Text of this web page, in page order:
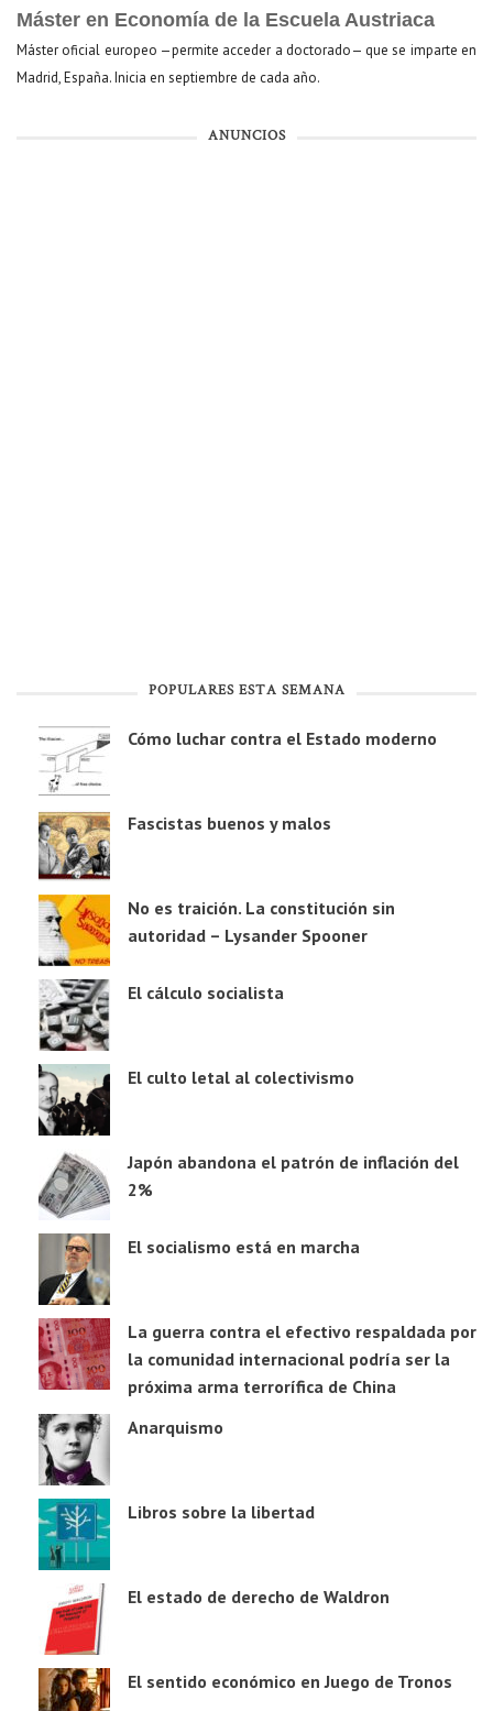
Máster en Economía de la Escuela Austriaca
Máster oficial europeo —permite acceder a doctorado— que se imparte en
Madrid, España. Inicia en septiembre de cada año.
ANUNCIOS
POPULARES ESTA SEMANA
Cómo luchar contra el Estado moderno
Fascistas buenos y malos
No es traición. La constitución sin
autoridad – Lysander Spooner
El cálculo socialista
El culto letal al colectivismo
Japón abandona el patrón de inflación del
2%
El socialismo está en marcha
La guerra contra el efectivo respaldada por
la comunidad internacional podría ser la
próxima arma terrorífica de China
Anarquismo
Libros sobre la libertad
El estado de derecho de Waldron
El sentido económico en Juego de Tronos